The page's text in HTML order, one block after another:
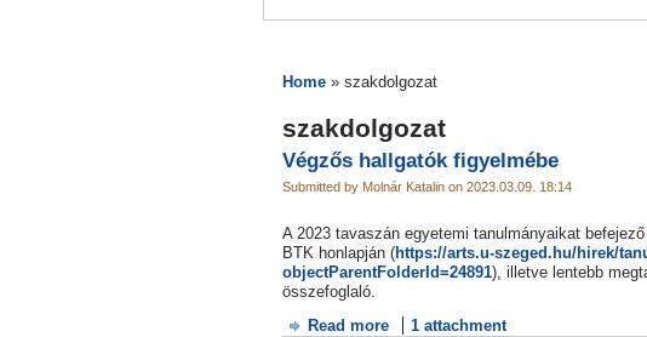
Home» szakdolgozat
szakdolgozat
Végzős hallgatók figyelmébe
Submitted by Molnár Katalin on 2023.03.09. 18:14
A 2023 tavaszán egyetemi tanulmányaikat
BTK honlapján (https://arts.u-szeged.hu/hirek/
objectParentFolderId=24891), illetve lentebb
összefoglaló.
Read more
1 attachment